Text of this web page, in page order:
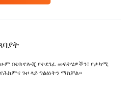
በቴክኖሎጂ የተደገፈ መፍትሄዎችን፣ የታካሚ
ጉዞ ላይ ግልፅነትን ማስቻል።